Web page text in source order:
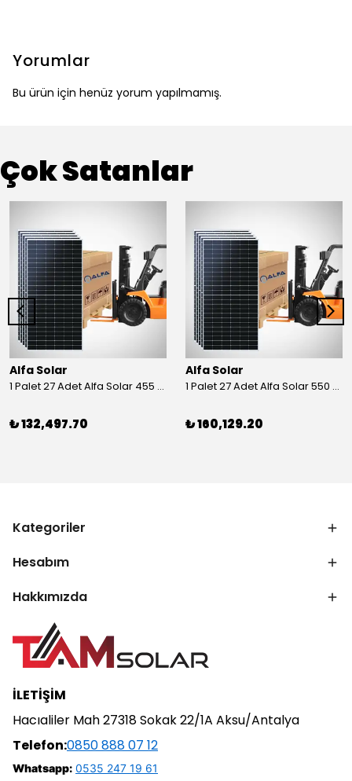
Yorumlar
Bu ürün için henüz yorum yapılmamış.
Çok Satanlar
Alfa Solar
1 Palet 27 Adet Alfa Solar 455 Wp Half-Cut Güneş Paneli
₺ 132,497.70
Alfa Solar
1 Palet 27 Adet Alfa Solar 550 Wp Half-Cut Güneş Paneli
₺ 160,129.20
Kategoriler
Hesabım
Hakkımızda
İLETİŞİM
Hacıaliler Mah 27318 Sokak 22/1A Aksu/Antalya
Telefon:0850 888 07 12
Whatsapp: 0535 247 19 61